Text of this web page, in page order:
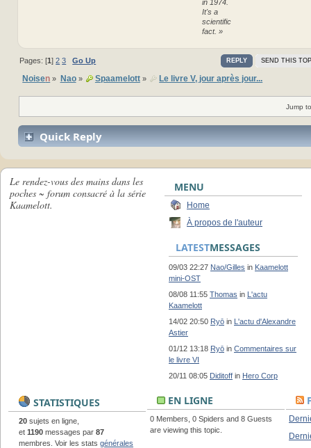
in 1974.
It's a
scientific
fact. »
REPLY SEND THIS
Pages: [1]2 3 Go Up
Noisen » Nao» Spaamelott» Le livre V, jour après jour...
Jump
Quick Reply
Le rendez-vous des mains dans les
poches ~ forum consacré à la série
Kaamelott.
MENU
Home
À propos de l'auteur
LATESTMESSAGES
09/03 22:27 Nao/Gilles in Kaamelott
mini-OST
08/08 11:55 Thomas in L'actu
Kaamelott
14/02 20:50 Ryō in L'actu d'Alexandre
Astier
01/12 13:18 Ryō in Commentaires sur
le livre VI
20/11 08:05 Diditoff in Hero Corp
STATISTIQUES
20 sujets en ligne,
et 1190 messages par 87
membres. Voir les stats générales
EN LIGNE
0 Members, 0 Spiders and 8 Guests
are viewing this topic.